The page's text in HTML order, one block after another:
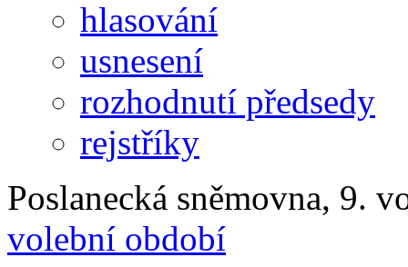
hlasování
usnesení
rozhodnutí předsedy
rejstříky
Poslanecká sněmovna, 9.
volební období